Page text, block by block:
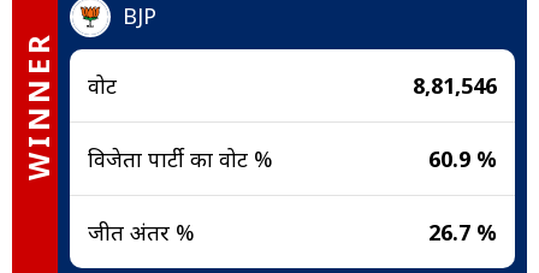
WINNER
BJP
वोट 8,81,546
विजेता पार्टी का वोट % 60.9 %
जीत अंतर % 26.7 %